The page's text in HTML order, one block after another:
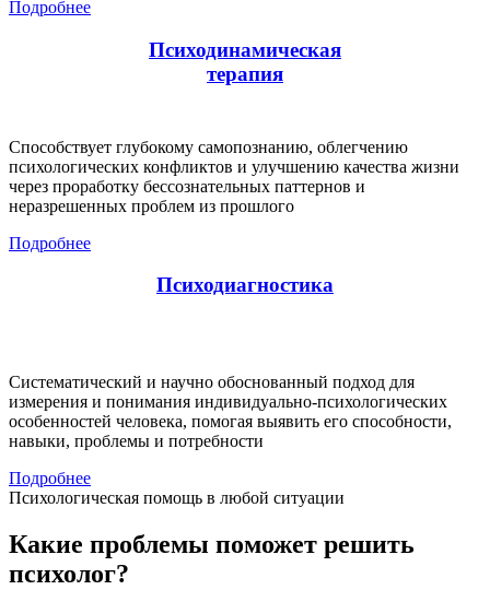
Подробнее
Психодинамическая
терапия
Способствует глубокому самопознанию, облегчению
психологических конфликтов и улучшению качества жизни
через проработку бессознательных паттернов и
неразрешенных проблем из прошлого
Подробнее
Психодиагностика
Систематический и научно обоснованный подход для
измерения и понимания индивидуально-психологических
особенностей человека, помогая выявить его способности,
навыки, проблемы и потребности
Подробнее
Психологическая помощь в любой ситуации
Какие проблемы поможет решить
психолог?